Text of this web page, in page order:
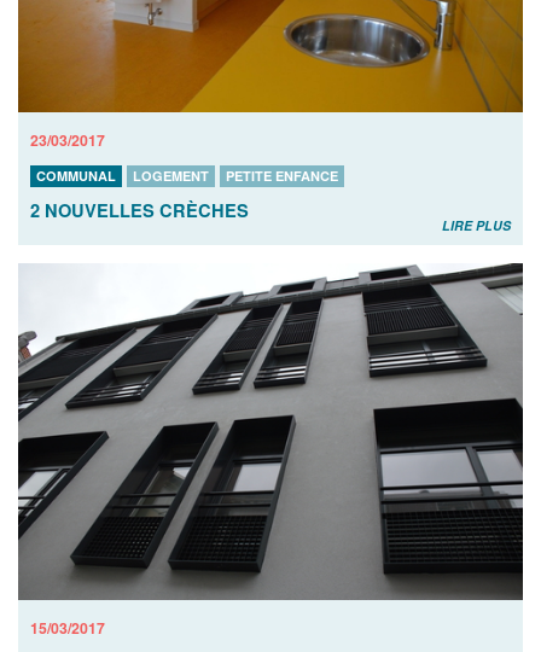
23/03/2017
COMMUNAL LOGEMENT PETITE ENFANCE
2 NOUVELLES CRÈCHES
LIRE PLUS
15/03/2017